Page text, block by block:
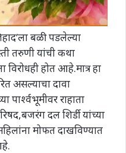
बळी पडलेल्या
तरुणी यांची कथा
होत आहे.मात्र हा
असल्याचा दावा
पार्श्वभूमीवर राहाता
दल शिर्डी यांच्या
मोफत दाखविण्यात